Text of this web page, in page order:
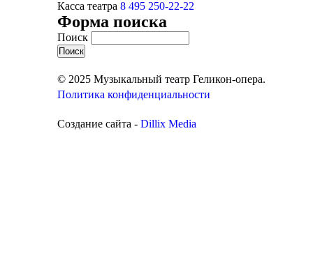
Касса театра 8 495 250-22-22
Форма поиска
Поиск
© 2025 Музыкальный театр Геликон-опера.
Политика конфиденциальности
Создание сайта - Dillix Media